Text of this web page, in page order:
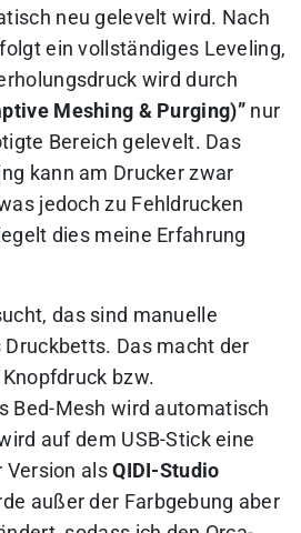
neu gelevelt wird. Nach
ein vollständiges Leveling,
wird durch
Meshing & Purging)”nur
Bereich gelevelt. Das
kann am Drucker zwar
jedoch zu Fehldrucken
dies meine Erfahrung
das sind manuelle
Das macht der
bzw.
Bed-Mesh wird automatisch
auf dem USB-Stick eine
Version alsQIDI-Studio
außer der Farbgebung aber